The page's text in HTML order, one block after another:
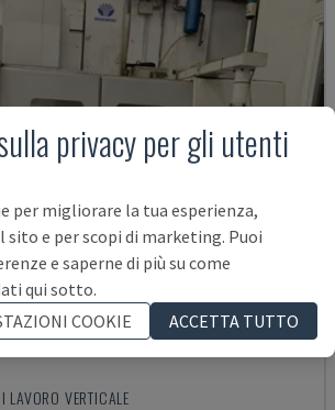
LAVORO VERTICALE
privacy per gli utenti
per migliorare la tua esperienza,
sito e per scopi di marketing. Puoi
e saperne di più su come
qui sotto.
COOKIE
ACCETTA TUTTO